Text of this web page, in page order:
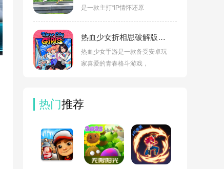
是一款主打“IP情怀还原
热血少女折相思破解版v1.0.3
热血少女手游是一款备受安卓玩
家喜爱的青春格斗游戏，
热门推荐